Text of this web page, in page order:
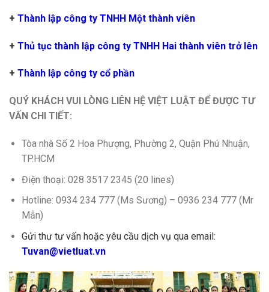
+ Thành lập công ty TNHH Một thành viên
+ Thủ tục thành lập công ty TNHH Hai thành viên trở lên
+ Thành lập công ty cổ phần
QUÝ KHÁCH VUI LÒNG LIÊN HỆ VIỆT LUẬT ĐỂ ĐƯỢC TƯ
VẤN CHI TIẾT:
Tòa nhà Số 2 Hoa Phượng, Phường 2, Quận Phú Nhuận,
TP.HCM
Điện thoại: 028 3517 2345 (20 lines)
Hotline: 0934 234 777 (Ms Sương) – 0936 234 777 (Mr
Mẫn)
Gửi thư tư vấn hoặc yêu cầu dịch vụ qua email:
Tuvan@vietluat.vn